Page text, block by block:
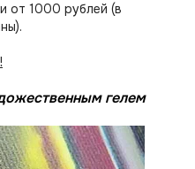
от 1000 рублей (в
гелем